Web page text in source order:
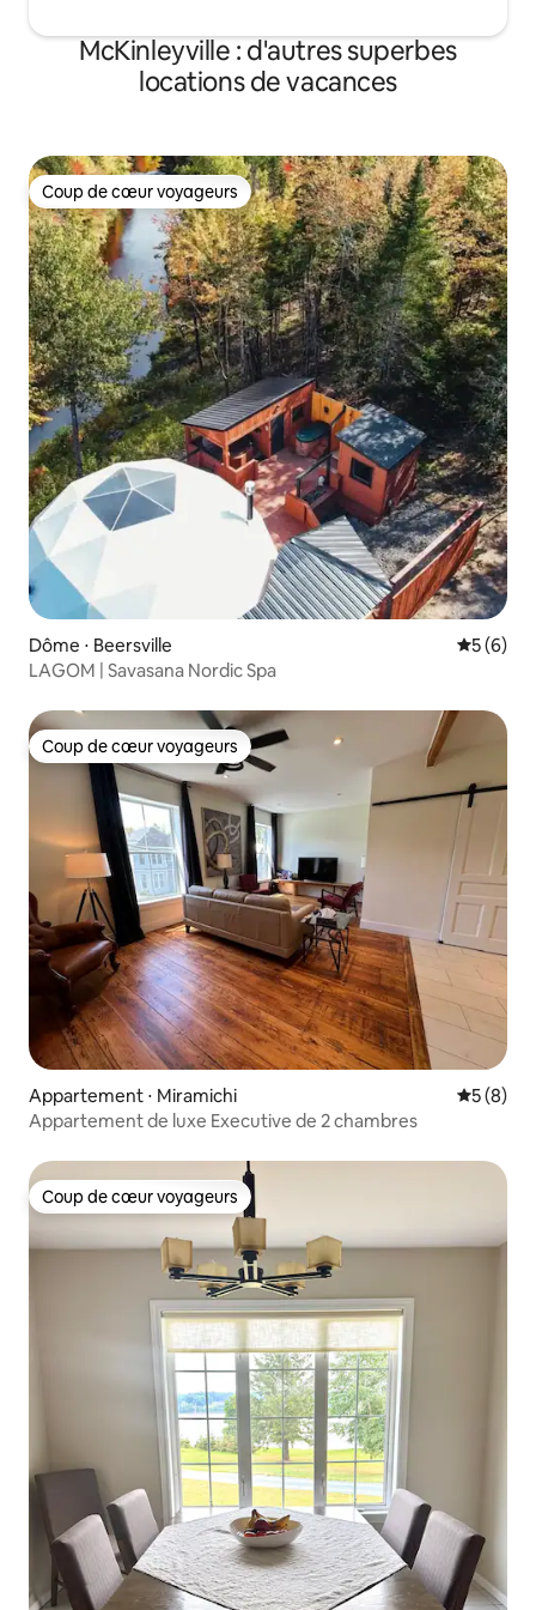
McKinleyville : d'autres superbes
locations de vacances
Coup de cœur voyageurs
Coup de cœur voyageurs
Dôme ⋅ Beersville
5 (6)
LAGOM | Savasana Nordic Spa
Coup de cœur voyageurs
Coup de cœur voyageurs
Appartement ⋅ Miramichi
5 (8)
Appartement de luxe Executive de 2 chambres
Coup de cœur voyageurs
Coup de cœur voyageurs